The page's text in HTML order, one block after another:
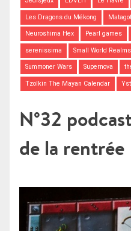
Les Dragons du Mékong Matagot
Neuroshima Hex Pearl games
serenissima Small World Realms
Summoner Wars Supernova
Tzolkin The Mayan Calendar
N°32
de la rentrée